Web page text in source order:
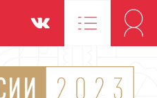
Вконтакте